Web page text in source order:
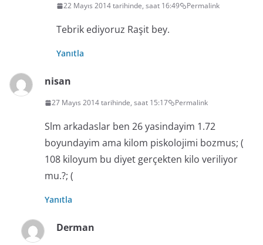
22 Mayıs 2014 tarihinde, saat 16:49 Permalink
Tebrik ediyoruz Raşit bey.
Yanıtla
nisan
27 Mayıs 2014 tarihinde, saat 15:17 Permalink
Slm arkadaslar ben 26 yasindayim 1.72
boyundayim ama kilom piskolojimi bozmus; (
108 kiloyum bu diyet gerçekten kilo veriliyor
mu.?; (
Yanıtla
Derman